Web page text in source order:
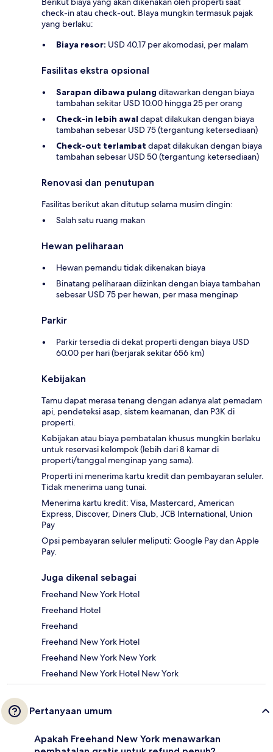
check-in atau check-out. BIaya mungkin termasuk pajak
yang berlaku:
Biaya resor: USD 40.17 per akomodasi, per malam
Fasilitas ekstra opsional
Sarapan dibawa pulang ditawarkan dengan biaya
tambahan sekitar USD 10.00 hingga 25 per orang
Check-in lebih awal dapat dilakukan dengan biaya
tambahan sebesar USD 75 (tergantung ketersediaan)
Check-out terlambat dapat dilakukan dengan biaya
tambahan sebesar USD 50 (tergantung ketersediaan)
Renovasi dan penutupan
Fasilitas berikut akan ditutup selama musim dingin:
Salah satu ruang makan
Hewan peliharaan
Hewan pemandu tidak dikenakan biaya
Binatang peliharaan diizinkan dengan biaya tambahan
sebesar USD 75 per hewan, per masa menginap
Parkir
Parkir tersedia di dekat properti dengan biaya USD
60.00 per hari (berjarak sekitar 656 km)
Kebijakan
Tamu dapat merasa tenang dengan adanya alat pemadam
api, pendeteksi asap, sistem keamanan, dan P3K di
properti.
Kebijakan atau biaya pembatalan khusus mungkin berlaku
untuk reservasi kelompok (lebih dari 8 kamar di
properti/tanggal menginap yang sama).
Properti ini menerima kartu kredit dan pembayaran seluler.
Tidak menerima uang tunai.
Menerima kartu kredit: Visa, Mastercard, American
Express, Discover, Diners Club, JCB International, Union
Pay
Opsi pembayaran seluler meliputi: Google Pay dan Apple
Pay.
Juga dikenal sebagai
Freehand New York Hotel
Freehand Hotel
Freehand
Freehand New York Hotel
Freehand New York New York
Freehand New York Hotel New York
Pertanyaan umum
Apakah Freehand New York menawarkan